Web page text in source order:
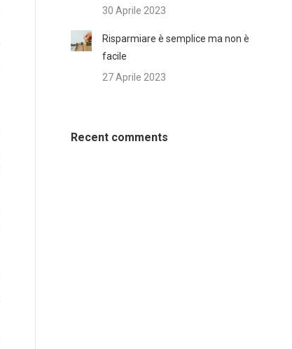
30 Aprile 2023
Risparmiare è semplice ma non è
facile
27 Aprile 2023
Recent comments